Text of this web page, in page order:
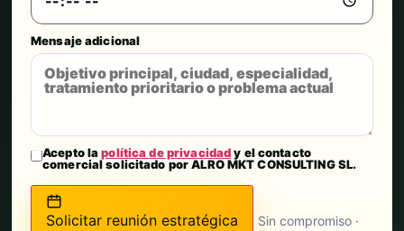
Mensaje adicional
Acepto lapolítica de privacidady el contacto
comercial solicitado por ALRO MKT CONSULTING SL.
Solicitar reunión estratégica
Sin compromiso ·